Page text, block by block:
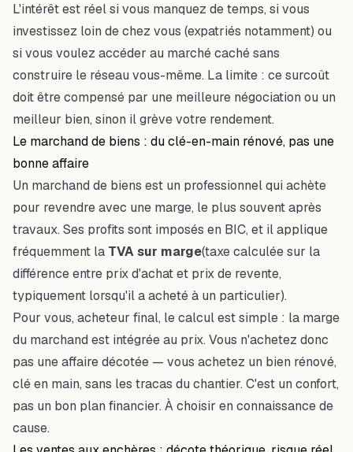
L'intérêt est réel si vous manquez de temps, si vous
investissez loin de chez vous (expatriés notamment) ou
si vous voulez accéder au marché caché sans
construire le réseau vous-même. La limite : ce surcoût
doit être compensé par une meilleure négociation ou un
meilleur bien, sinon il grève votre rendement.
Le marchand de biens : du clé-en-main rénové, pas une
bonne affaire
Un marchand de biens est un professionnel qui achète
pour revendre avec une marge, le plus souvent après
travaux. Ses profits sont imposés en BIC, et il applique
fréquemment la TVA sur marge(taxe calculée sur la
différence entre prix d'achat et prix de revente,
typiquement lorsqu'il a acheté à un particulier).
Pour vous, acheteur final, le calcul est simple : la marge
du marchand est intégrée au prix. Vous n'achetez donc
pas une affaire décotée — vous achetez un bien rénové,
clé en main, sans les tracas du chantier. C'est un confort,
pas un bon plan financier. À choisir en connaissance de
cause.